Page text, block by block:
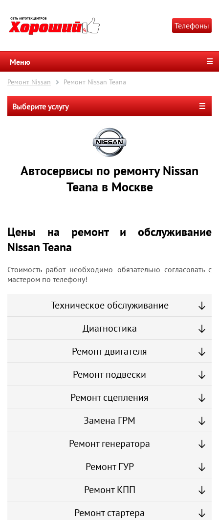
Телефоны
Меню
Ремонт Nissan Ремонт Nissan Teana
Выберите услугу
Автосервисы по ремонту Nissan
Teana в Москве
Цены на ремонт и обслуживание
Nissan Teana
Стоимость работ необходимо обязательно согласовать с
мастером по телефону!
Техническое обслуживание
Диагностика
Ремонт двигателя
Ремонт подвески
Ремонт сцепления
Замена ГРМ
Ремонт генератора
Ремонт ГУР
Ремонт КПП
Ремонт стартера